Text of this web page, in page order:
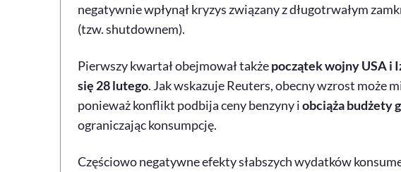
negatywnie wpłynął kryzys związany z długotrwałym
(tzw.shutdownem).
Pierwszy kwartał obejmował takżepoczątek wojny USA i
się 28 lutego. Jak wskazuje Reuters, obecny wzrost może
ponieważ konflikt podbija ceny benzyny iobciąża budżety
ograniczając konsumpcję.
Częściowo negatywne efekty słabszych wydatków